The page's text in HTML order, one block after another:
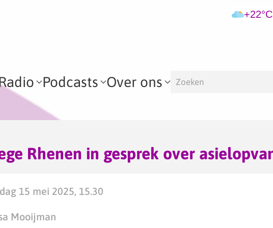
+22°C
Podcasts Over ons
Rhenen in gesprek over
15 mei 2025, 15.30
Mooijman